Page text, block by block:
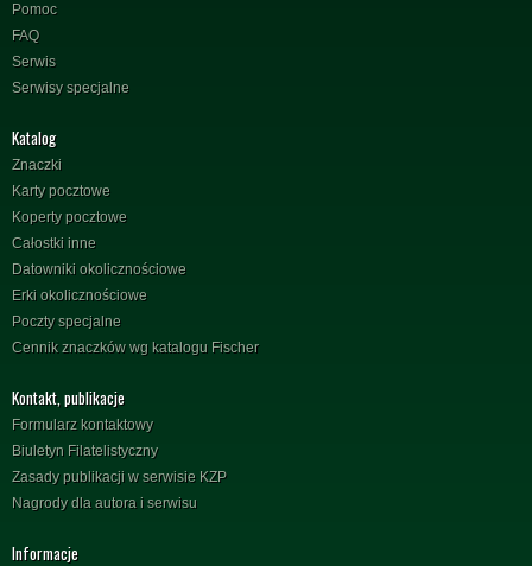
Pomoc
FAQ
Serwis
Serwisy specjalne
Katalog
Znaczki
Karty pocztowe
Koperty pocztowe
Całostki inne
Datowniki okolicznościowe
Erki okolicznościowe
Poczty specjalne
Cennik znaczków wg katalogu Fischer
Kontakt, publikacje
Formularz kontaktowy
Biuletyn Filatelistyczny
Zasady publikacji w serwisie KZP
Nagrody dla autora i serwisu
Informacje